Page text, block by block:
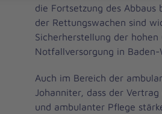
die Fortsetzung des Abbaus
der Rettungswachen sind
Sicherherstellung der
Notfallversorgung in
Auch im Bereich der
Johanniter, dass der
und ambulanter Pflege